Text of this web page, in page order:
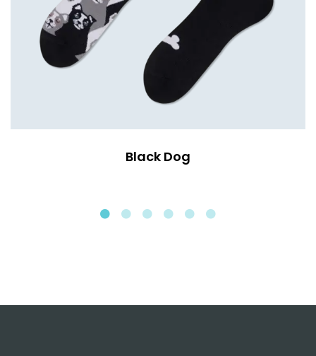
Black Dog